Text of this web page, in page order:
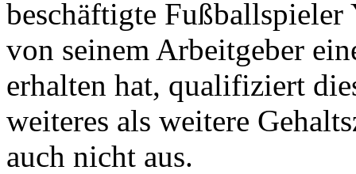
beschäftigte Fußballspieler
von seinem Arbeitgeber
erhalten hat, qualifiziert
weiteres als weitere
auch nicht aus.